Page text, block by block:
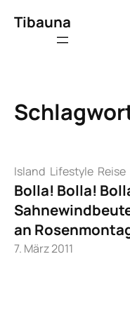
Inhalt
Tibauna
Island Lifestyle Reise
Bolla! Bolla!
an
7. März 2011